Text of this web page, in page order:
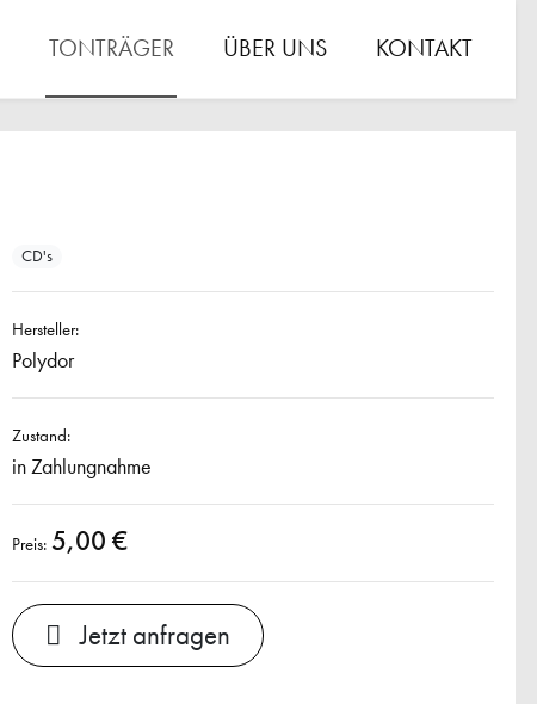
TONTRÄGER ÜBER UNS KONTAKT
CD's
Hersteller:
Polydor
Zustand:
in Zahlungnahme
Preis: 5,00 €
Jetzt anfragen